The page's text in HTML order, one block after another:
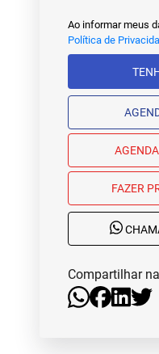
Ao informar meus
Política de
FAZER
Compartilhar